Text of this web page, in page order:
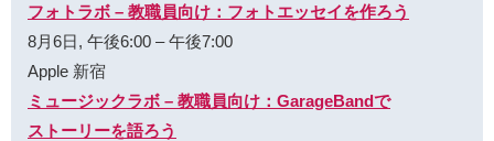
フ⁠ォ⁠ト⁠ラ⁠ボ – 教⁠職⁠員⁠向⁠け⁠：フ⁠ォ⁠ト⁠エ⁠ッ⁠セ⁠イ⁠を作⁠ろ⁠う
8月6日, 午後6:00 – 午後7:00
Apple 新宿
ミ⁠ュ⁠ー⁠ジ⁠ッ⁠ク⁠ラ⁠ボ – 教⁠職⁠員⁠向⁠け⁠：GarageBand⁠で
ス⁠ト⁠ー⁠リ⁠ー⁠を語⁠ろ⁠う